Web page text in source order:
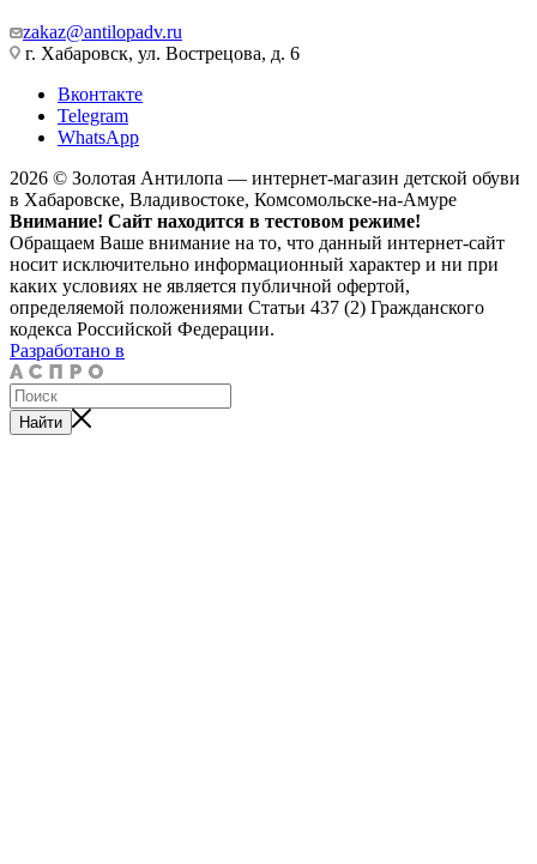
zakaz@antilopadv.ru
г. Хабаровск, ул. Вострецова, д. 6
Вконтакте
Telegram
WhatsApp
2026 © Золотая Антилопа — интернет-магазин детской обуви
в Хабаровске, Владивостоке, Комсомольске-на-Амуре
Внимание! Сайт находится в тестовом режиме!
Обращаем Ваше внимание на то, что данный интернет-сайт
носит исключительно информационный характер и ни при
каких условиях не является публичной офертой,
определяемой положениями Статьи 437 (2) Гражданского
кодекса Российской Федерации.
Разработано в
Найти